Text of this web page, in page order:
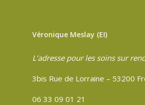
Véronique Meslay (EI)
L’adresse pour les soins sur
3bis Rue de Lorraine – 53200
06 33 09 01 21